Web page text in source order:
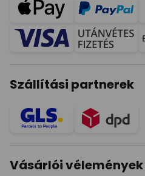
Szállítási partnerek
Vásárlói vélemények